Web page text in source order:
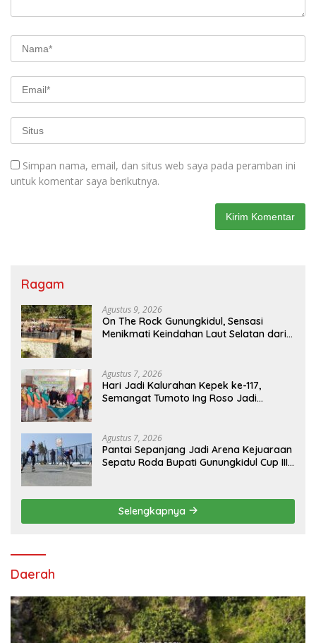
Simpan nama, email, dan situs web saya pada peramban ini
untuk komentar saya berikutnya.
Ragam
Agustus 9, 2026
On The Rock Gunungkidul, Sensasi
Menikmati Keindahan Laut Selatan dari
Agustus 7, 2026
Hari Jadi Kalurahan Kepek ke-117,
Semangat Tumoto Ing Roso Jadi
Agustus 7, 2026
Pantai Sepanjang Jadi Arena Kejuaraan
Sepatu Roda Bupati Gunungkidul Cup III
Selengkapnya
Daerah